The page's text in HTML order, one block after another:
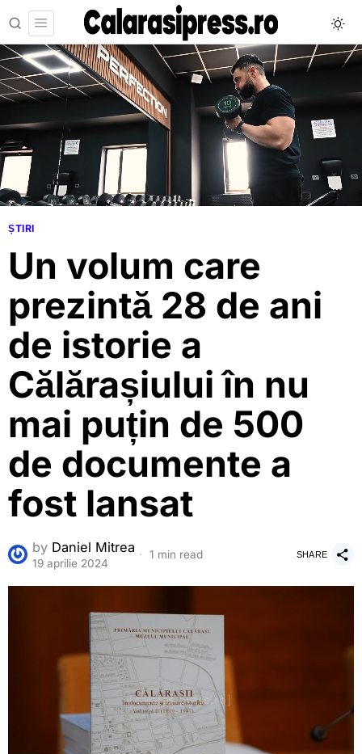
ȘTIRI
Un volum care
prezintă 28 de ani
de istorie a
Călărașiului în nu
mai puțin de 500
de documente a
fost lansat
by Daniel Mitrea
19 aprilie 2024
1 min read SHARE